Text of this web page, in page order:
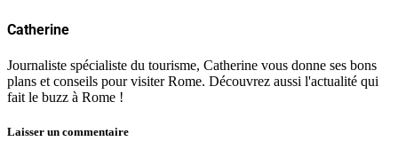
Catherine
Journaliste spécialiste du tourisme, Catherine vous donne ses bons
plans et conseils pour visiter Rome. Découvrez aussi l'actualité qui
fait le buzz à Rome !
Laisser un commentaire